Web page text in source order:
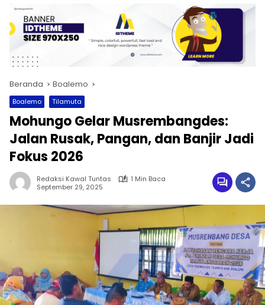
Beranda Boalemo
Boalemo Tilamuta
Mohungo Gelar Musrembangdes:
Jalan Rusak, Pangan, dan Banjir Jadi
Fokus 2026
Redaksi Kawal Tuntas
1 Min Baca
September 29, 2025